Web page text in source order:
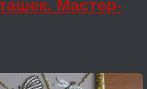
Мастер-